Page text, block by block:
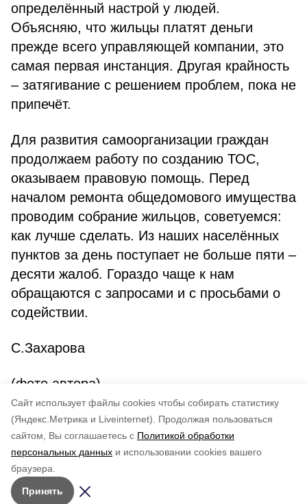
Cайт использует файлы cookies чтобы собирать статистику
(Яндекс.Метрика и Liveinternet).
Продолжая пользоваться
сайтом, Вы соглашаетесь с Политикой обработки
персональных данных и использовании cookies вашего
браузера.
Принять
определённый настрой у людей.
Объясняю, что жильцы платят деньги
прежде всего управляющей компании, это
самая первая инстанция. Другая крайность
– затягивание с решением проблем, пока не
припечёт.
Для развития самоорганизации граждан
продолжаем работу по созданию ТОС,
оказываем правовую помощь. Перед
началом ремонта общедомового имущества
проводим собрание жильцов, советуемся:
как лучше сделать. Из наших населённых
пунктов за день поступает не больше пяти –
десяти жалоб. Гораздо чаще к нам
обращаются с запросами и с просьбами о
содействии.
С.Захарова
(фото автора)
Авторы: ADMIN admin
по оценке
5